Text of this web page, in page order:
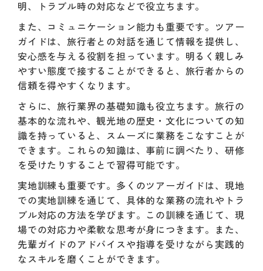
明、トラブル時の対応などで役立ちます。
また、コミュニケーション能力も重要です。ツアー
ガイドは、旅行者との対話を通じて情報を提供し、
安心感を与える役割を担っています。明るく親しみ
やすい態度で接することができると、旅行者からの
信頼を得やすくなります。
さらに、旅行業界の基礎知識も役立ちます。旅行の
基本的な流れや、観光地の歴史・文化についての知
識を持っていると、スムーズに業務をこなすことが
できます。これらの知識は、事前に調べたり、研修
を受けたりすることで習得可能です。
実地訓練も重要です。多くのツアーガイドは、現地
での実地訓練を通じて、具体的な業務の流れやトラ
ブル対応の方法を学びます。この訓練を通じて、現
場での対応力や柔軟な思考が身につきます。また、
先輩ガイドのアドバイスや指導を受けながら実践的
なスキルを磨くことができます。